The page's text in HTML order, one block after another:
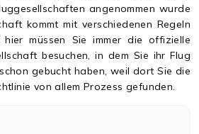
angenommen wurde
kommt mit verschiedenen Regeln
müssen Sie immer die offizielle
besuchen, in dem Sie ihr Flug
gebucht haben, weil dort Sie die
von allem Prozess gefunden.